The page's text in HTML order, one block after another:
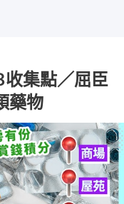
集點／屈臣
藥物